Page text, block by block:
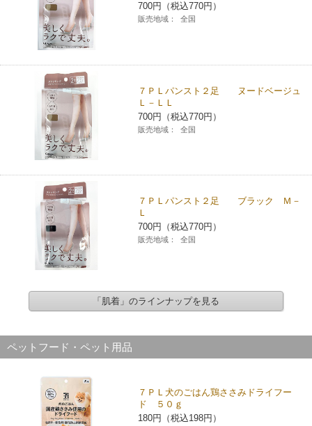
700円（税込770円）
販売地域： 全国
７ＰＬパンスト２足 ヌードベージュ
Ｌ－ＬＬ
700円（税込770円）
販売地域： 全国
７ＰＬパンスト２足 ブラック Ｍ－
Ｌ
700円（税込770円）
販売地域： 全国
「肌着」のラインナップを見る
ペットフード・ペット用品
７ＰＬ犬のごはん鶏ささみドライフー
ド ５０ｇ
180円（税込198円）